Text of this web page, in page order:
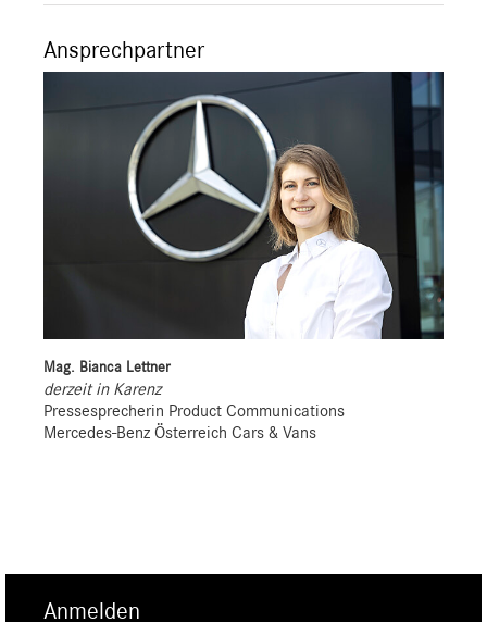
Ansprechpartner
Mag. Bianca Lettner
derzeit in Karenz
Pressesprecherin Product Communications
Mercedes-Benz Österreich Cars & Vans
Anmelden